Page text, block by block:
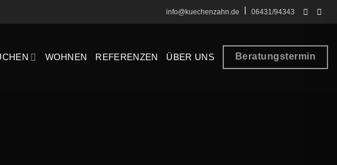
info@kuechenzahn.de | 06431/94343
WOHNEN REFERENZEN ÜBER UNS Beratungstermin